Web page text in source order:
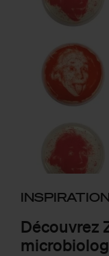
INSPIRATION
Découvrez